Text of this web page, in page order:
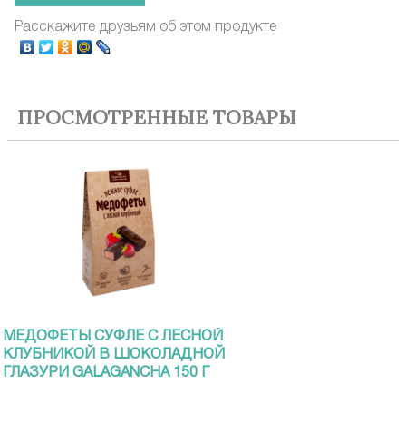
Расскажите друзьям об этом продукте
ПРОСМОТРЕННЫЕ ТОВАРЫ
МЕДОФЕТЫ СУФЛЕ С ЛЕСНОЙ
КЛУБНИКОЙ В ШОКОЛАДНОЙ
ГЛАЗУРИ GALAGANCHA 150 Г